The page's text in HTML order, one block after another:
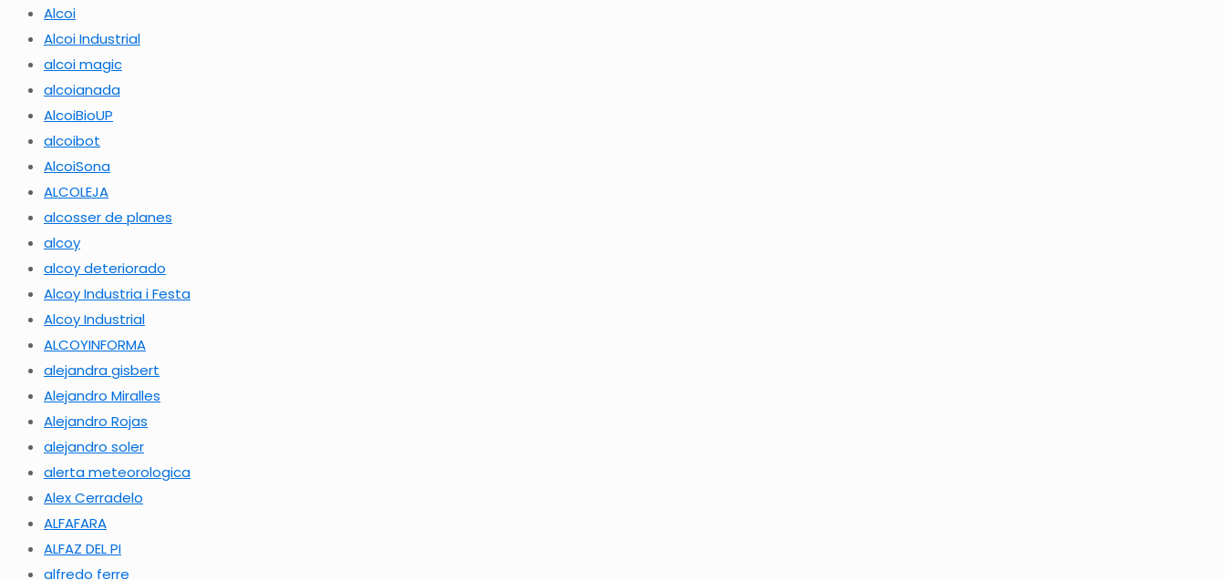
Alcoi
Alcoi Industrial
alcoi magic
alcoianada
AlcoiBioUP
alcoibot
AlcoiSona
ALCOLEJA
alcosser de planes
alcoy
alcoy deteriorado
Alcoy Industria i Festa
Alcoy Industrial
ALCOYINFORMA
alejandra gisbert
Alejandro Miralles
Alejandro Rojas
alejandro soler
alerta meteorologica
Alex Cerradelo
ALFAFARA
ALFAZ DEL PI
alfredo ferre